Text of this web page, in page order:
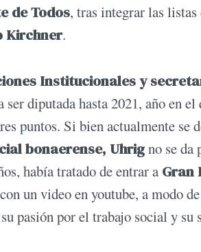
de Todos, tras integrar las listas
Kirchner.
Institucionales y
diputada hasta 2021, año en el
puntos. Si bien actualmente se
bonaerense, Uhrigno se da
había tratado de entrar a Gran
un video en youtube, a modo
pasión por el trabajo social y su